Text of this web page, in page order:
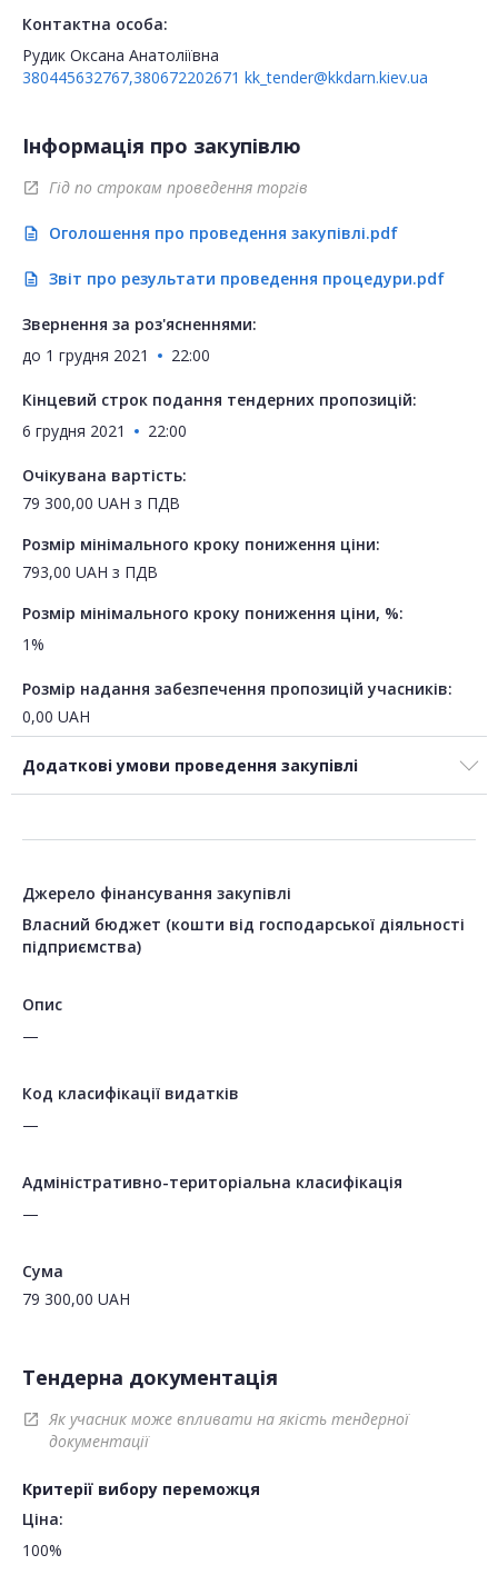
Контактна особа:
Рудик Оксана Анатоліївна
380445632767,380672202671 kk_tender@kkdarn.kiev.ua
Інформація про закупівлю
open_in_new Гід по строкам проведення торгів
description Оголошення про проведення закупівлі.pdf
description Звіт про результати проведення процедури.pdf
Звернення за роз'ясненнями:
до 1 грудня 2021 22:00
Кінцевий строк подання тендерних пропозицій:
6 грудня 2021
22:00
Очікувана вартість:
79 300,00 UAH з ПДВ
Розмір мінімального кроку пониження ціни:
793,00 UAH з ПДВ
Розмір мінімального кроку пониження ціни, %:
1%
Розмір надання забезпечення пропозицій учасників:
0,00 UAH
Додаткові умови проведення закупівлі
Джерело фінансування закупівлі
Власний бюджет (кошти від господарської діяльності
підприємства)
Опис
—
Код класифікації видатків
—
Адміністративно-територіальна класифікація
—
Сума
79 300,00 UAH
Тендерна документація
open_in_new
Як учасник може впливати на якість тендерної
документації
Критерії вибору переможця
Ціна:
100%